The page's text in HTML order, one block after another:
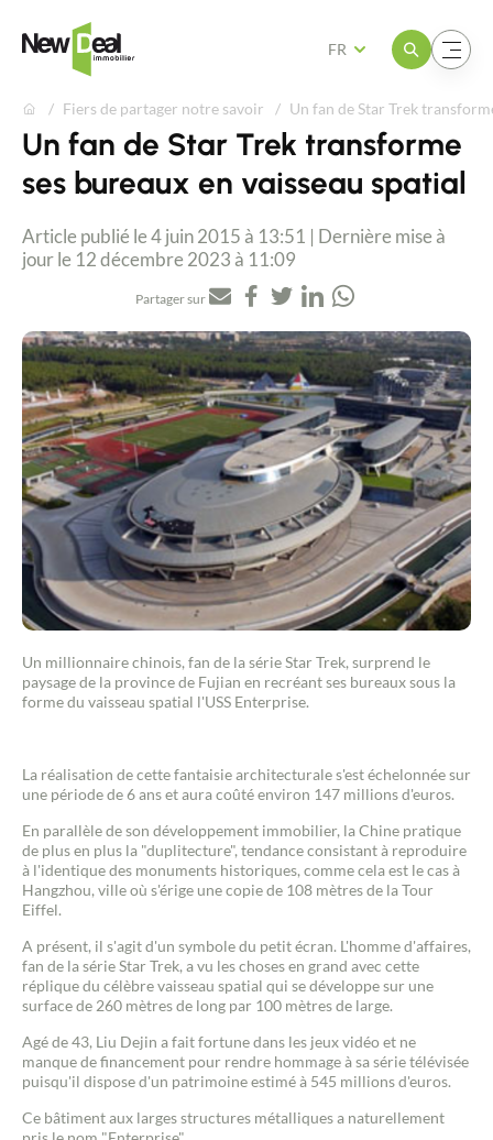
Ouvrir le menuOuvrir le menu
FR
Un fan de Star Trek transforme
ses bureaux en vaisseau spatial
Fiers de partager notre savoir Un fan de Star Trek
Article publié le 4 juin 2015 à 13:51 | Dernière mise à
jour le 12 décembre 2023 à 11:09
Partager sur
Un millionnaire chinois, fan de la série Star Trek, surprend le
paysage de la province de Fujian en recréant ses bureaux sous la
forme du vaisseau spatial l'USS Enterprise.
La réalisation de cette fantaisie architecturale s'est échelonnée sur
une période de 6 ans et aura coûté environ 147 millions d'euros.
En parallèle de son développement immobilier, la Chine pratique
de plus en plus la "duplitecture", tendance consistant à reproduire
à l'identique des monuments historiques, comme cela est le cas à
Hangzhou, ville où s'érige une copie de 108 mètres de la Tour
Eiffel.
A présent, il s'agit d'un symbole du petit écran. L'homme d'affaires,
fan de la série Star Trek, a vu les choses en grand avec cette
réplique du célèbre vaisseau spatial qui se développe sur une
surface de 260 mètres de long par 100 mètres de large.
Agé de 43, Liu Dejin a fait fortune dans les jeux vidéo et ne
manque de financement pour rendre hommage à sa série télévisée
puisqu'il dispose d'un patrimoine estimé à 545 millions d'euros.
Ce bâtiment aux larges structures métalliques a naturellement